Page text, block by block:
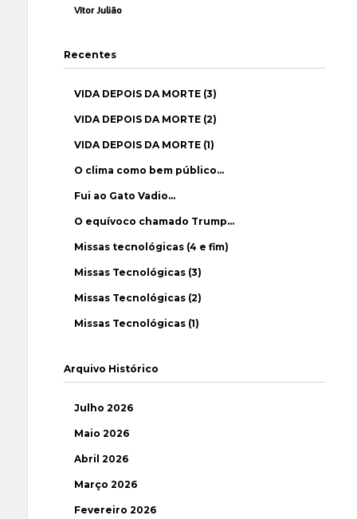
Vítor Julião
Recentes
VIDA DEPOIS DA MORTE (3)
VIDA DEPOIS DA MORTE (2)
VIDA DEPOIS DA MORTE (1)
O clima como bem público…
Fui ao Gato Vadio…
O equívoco chamado Trump…
Missas tecnológicas (4 e fim)
Missas Tecnológicas (3)
Missas Tecnológicas (2)
Missas Tecnológicas (1)
Arquivo Histórico
Julho 2026
Maio 2026
Abril 2026
Março 2026
Fevereiro 2026